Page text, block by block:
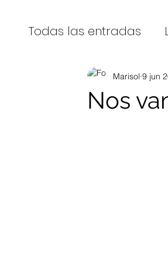
Todas las entradas
By Marisol
Nos
Marisol 9 jun